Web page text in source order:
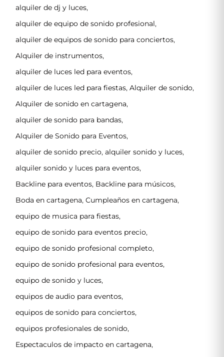
alquiler de dj y luces,
alquiler de equipo de sonido profesional,
alquiler de equipos de sonido para conciertos,
Alquiler de instrumentos,
alquiler de luces led para eventos,
alquiler de luces led para fiestas, Alquiler de sonido,
Alquiler de sonido en cartagena,
alquiler de sonido para bandas,
Alquiler de Sonido para Eventos,
alquiler de sonido precio, alquiler sonido y luces,
alquiler sonido y luces para eventos,
Backline para eventos, Backline para músicos,
Boda en cartagena, Cumpleaños en cartagena,
equipo de musica para fiestas,
equipo de sonido para eventos precio,
equipo de sonido profesional completo,
equipo de sonido profesional para eventos,
equipo de sonido y luces,
equipos de audio para eventos,
equipos de sonido para conciertos,
equipos profesionales de sonido,
Espectaculos de impacto en cartagena,